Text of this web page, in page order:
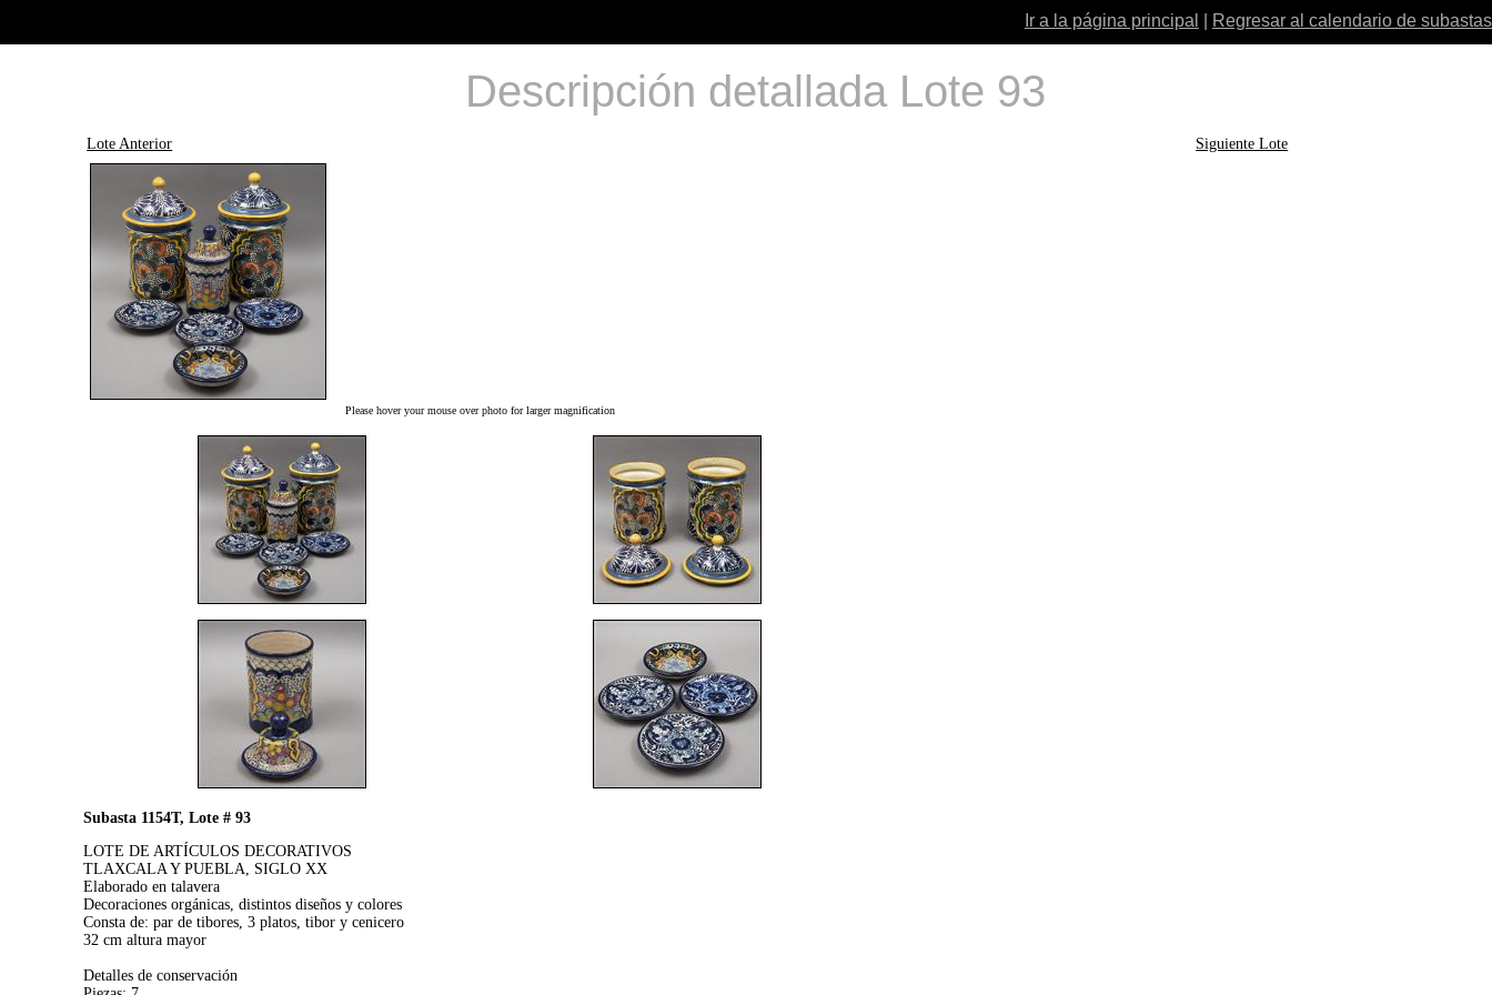
Ir a la página principal Regresar al calendario de subastas
Descripción detallada Lote 93
Lote Anterior Siguiente Lote
Please hover your mouse over photo for larger magnification
Subasta 1154T, Lote # 93
LOTE DE ARTÍCULOS DECORATIVOS
TLAXCALA Y PUEBLA, SIGLO XX
Elaborado en talavera
Decoraciones orgánicas, distintos diseños y colores
Consta de: par de tibores, 3 platos, tibor y cenicero
32 cm altura mayor
Detalles de conservación